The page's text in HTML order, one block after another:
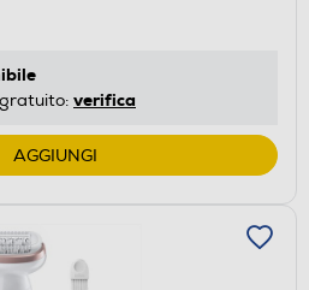
verifica
AGGIUNGI